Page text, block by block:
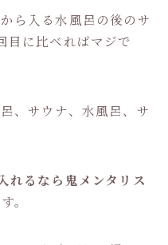
ら入る水風呂の後のサ
目に比べればマジで
、サウナ、水風呂、サ
れるなら鬼メンタリス
。